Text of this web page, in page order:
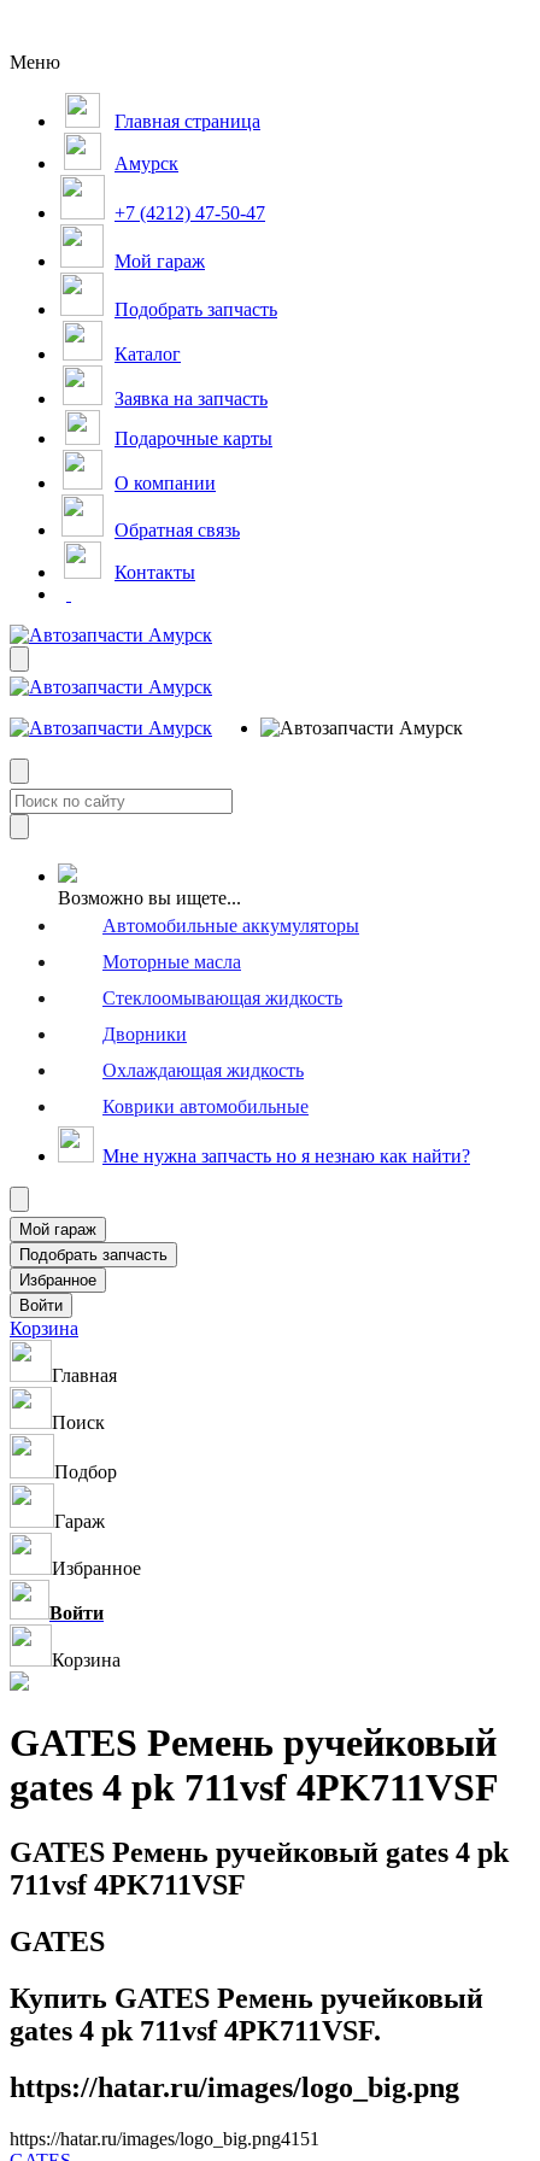
Меню
Главная страница
Амурск
+7 (4212) 47-50-47
Мой гараж
Подобрать запчасть
Каталог
Заявка на запчасть
Подарочные карты
О компании
Обратная связь
Контакты
Возможно вы ищете...
Автомобильные аккумуляторы
Моторные масла
Стеклоомывающая жидкость
Дворники
Охлаждающая жидкость
Коврики автомобильные
Мне нужна запчасть но я незнаю как найти?
Корзина
Главная
Поиск
Подбор
Гараж
Избранное
Войти
Корзина
GATES Ремень ручейковый
gates 4 pk 711vsf 4PK711VSF
GATES Ремень ручейковый gates 4 pk
711vsf 4PK711VSF
GATES
Купить GATES Ремень ручейковый
gates 4 pk 711vsf 4PK711VSF.
https://hatar.ru/images/logo_big.png
https://hatar.ru/images/logo_big.png41 51